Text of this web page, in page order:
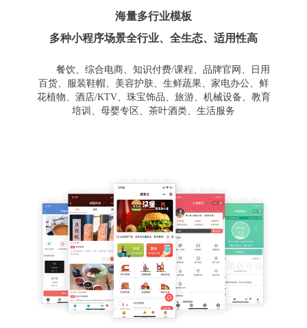
海量多行业模板
多种小程序场景全行业、全生态、适用性高
餐饮、综合电商、知识付费/课程、品牌官网、日用
百货、服装鞋帽、美容护肤、生鲜蔬果、家电办公、鲜
花植物、酒店/KTV、珠宝饰品、旅游、机械设备、教育
培训、母婴专区、茶叶酒类、生活服务